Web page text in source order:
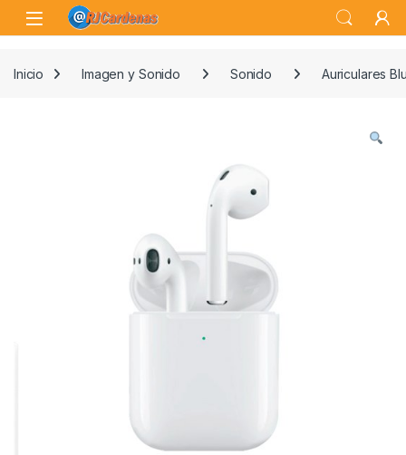
Skip to navigation
Skip to content
Open
Inicio Imagen y Sonido Sonido Auriculares